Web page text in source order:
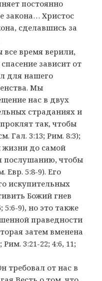
постоянно
закона… Христос
сделавшись за
все время верили,
зависит от
для нашего
Мы
нас в двух
страданиях и
так, чтобы
Гал. 3:13; Рим. 8:3);
жизни до самой
послушанию, чтобы
Евр. 5:8-9). Его
искупительных
Божий гнев
5:6-9), но это также
праведности
затем вменена
3:21-22; 4:6, 11;
требовал от нас в